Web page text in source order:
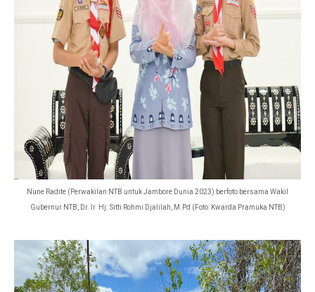
Nune Radite (Perwakilan NTB untuk Jambore Dunia 2023) berfoto bersama Wakil
Gubernur NTB, Dr. Ir. Hj. Sitti Rohmi Djalilah, M.Pd (Foto: Kwarda Pramuka NTB)